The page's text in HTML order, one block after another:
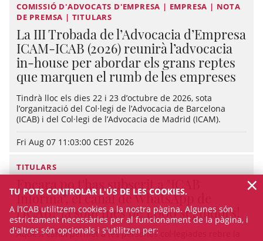
COMISSIÓ D'ADVOCATS D'EMPRESA | EMPRESA | NOTA
DE PREMSA | TITULARS
La III Trobada de l’Advocacia d’Empresa
ICAM-ICAB (2026) reunirà l’advocacia
in-house per abordar els grans reptes
que marquen el rumb de les empreses
Tindrà lloc els dies 22 i 23 d’octubre de 2026, sota
l’organització del Col·legi de l’Advocacia de Barcelona
(ICAB) i del Col·legi de l’Advocacia de Madrid (ICAM).
Fri Aug 07 11:03:00 CEST 2026
TITULARS
Encara no t'has subscrit a "ICAB
Informa", el canal de WhatsApp de
l'ICAB? Ja som més de 1.000 seguidors!
Aquest canal permet a les persones col·legiades rebre la
TU POTS CONTROLAR L'ÚS DE LES COOKIES.
A l’ICAB utilitzem cookies a la nostra pàgina. Algunes són
estrictament necessàries per al funcionament de la pàgina, i
d'altres són opcionals i s'utilitzen per:
×